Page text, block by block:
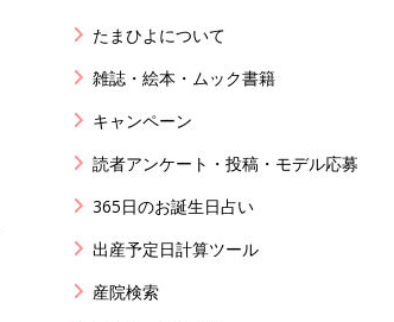
たまひよについて
雑誌・絵本・ムック書籍
キャンペーン
読者アンケート・投稿・モデル応募
365日のお誕生日占い
出産予定日計算ツール
産院検索